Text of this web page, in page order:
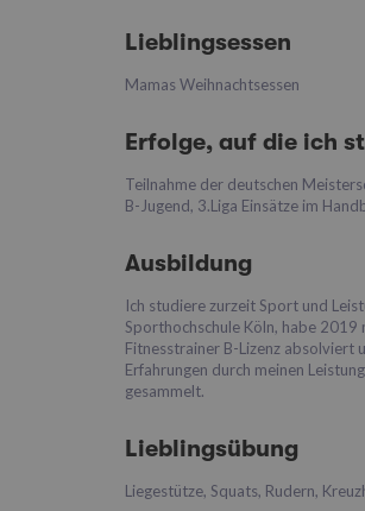
Lieblingsessen
Mamas Weihnachtsessen
Erfolge, auf die ich
Teilnahme der deutschen
B-Jugend, 3.Liga Einsätze im
Ausbildung
Ich studiere zurzeit Sport und
Sporthochschule Köln, habe 2019
Fitnesstrainer B-Lizenz absolviert
Erfahrungen durch meinen
gesammelt.
Lieblingsübung
Liegestütze, Squats, Rudern,